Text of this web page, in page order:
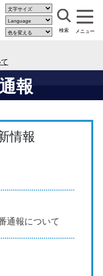
報
情報
通報について